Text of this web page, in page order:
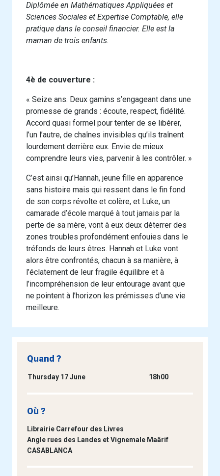
Diplômée en Mathématiques Appliquées et
Sciences Sociales et Expertise Comptable, elle
pratique dans le conseil financier. Elle est la
maman de trois enfants.
4è de couverture :
« Seize ans. Deux gamins s’engageant dans une
promesse de grands : écoute, respect, fidélité.
Accord quasi formel pour tenter de se libérer,
l’un l’autre, de chaînes invisibles qu’ils traînent
lourdement derrière eux. Envie de mieux
comprendre leurs vies, parvenir à les contrôler. »
C’est ainsi qu’Hannah, jeune fille en apparence
sans histoire mais qui ressent dans le fin fond
de son corps révolte et colère, et Luke, un
camarade d’école marqué à tout jamais par la
perte de sa mère, vont à eux deux déterrer des
zones troubles profondément enfouies dans le
tréfonds de leurs êtres. Hannah et Luke vont
alors être confrontés, chacun à sa manière, à
l’éclatement de leur fragile équilibre et à
l’incompréhension de leur entourage avant que
ne pointent à l’horizon les prémisses d’une vie
meilleure.
Quand ?
Thursday 17 June 18h00
Où ?
Librairie Carrefour des Livres
Angle rues des Landes et Vignemale Maârif
CASABLANCA